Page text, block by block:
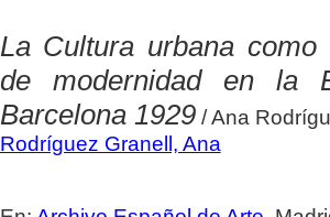
La Cultura urbana
de modernidad en la
Barcelona 1929/ Ana
Rodríguez Granell, Ana